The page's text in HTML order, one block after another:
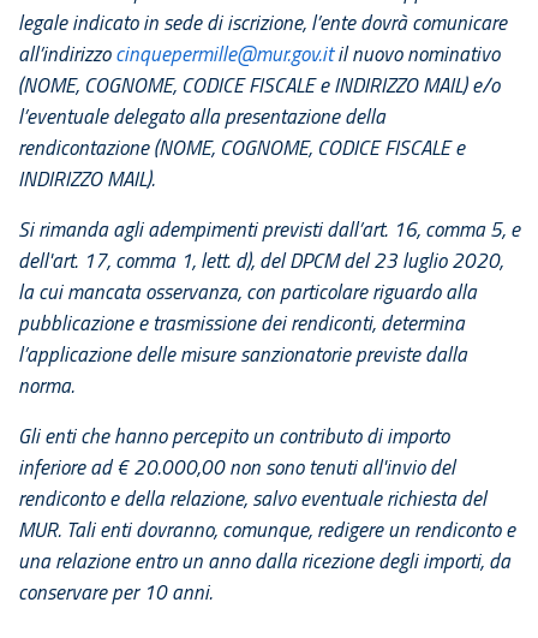
legale indicato in sede di iscrizione, l’ente dovrà comunicare
all’indirizzocinquepermille@mur.gov.itil nuovo nominativo
(NOME, COGNOME, CODICE FISCALE e INDIRIZZO MAIL) e/o
l’eventuale delegato alla presentazione della
rendicontazione (NOME, COGNOME, CODICE FISCALE e
INDIRIZZO MAIL).
Si rimanda agli adempimenti previsti dall’art. 16, comma 5, e
dell'art. 17, comma 1, lett. d), del DPCM del 23 luglio 2020,
la cui mancata osservanza, con particolare riguardo alla
pubblicazione e trasmissione dei rendiconti, determina
l’applicazione delle misure sanzionatorie previste dalla
norma.
Gli enti che hanno percepito un contributo di importo
inferiore ad € 20.000,00 non sono tenuti all'invio del
rendiconto e della relazione, salvo eventuale richiesta del
MUR. Tali enti dovranno, comunque, redigere un rendiconto e
una relazione entro un anno dalla ricezione degli importi, da
conservare per 10 anni.